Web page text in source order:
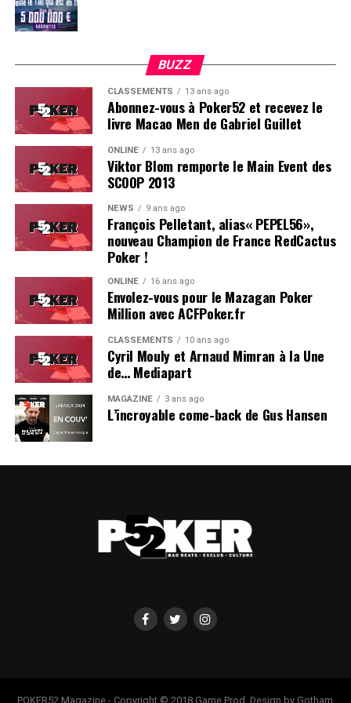
Soleau à gauche, sorti par Logghe au centre
BUZZ
CLASSEMENTS 13 ans ago
Abonnez-vous à Poker52 et recevez le
livre Macao Men de Gabriel Guillet
ONLINE 13 ans ago
Viktor Blom remporte le Main Event des
SCOOP 2013
NEWS 9 ans ago
François Pelletant, alias« PEPEL56»,
nouveau Champion de France RedCactus
Poker !
ONLINE 16 ans ago
Envolez-vous pour le Mazagan Poker
Million avec ACFPoker.fr
CLASSEMENTS 10 ans ago
Cyril Mouly et Arnaud Mimran à la Une
de… Mediapart
MAGAZINE 3 ans ago
L’incroyable come-back de Gus Hansen
POKER52 Magazine - Copyright © 2018 Game Prod. Design by Gotham